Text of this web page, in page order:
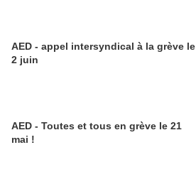
AED - appel intersyndical à la grève le
2 juin
AED - Toutes et tous en grève le 21
mai !